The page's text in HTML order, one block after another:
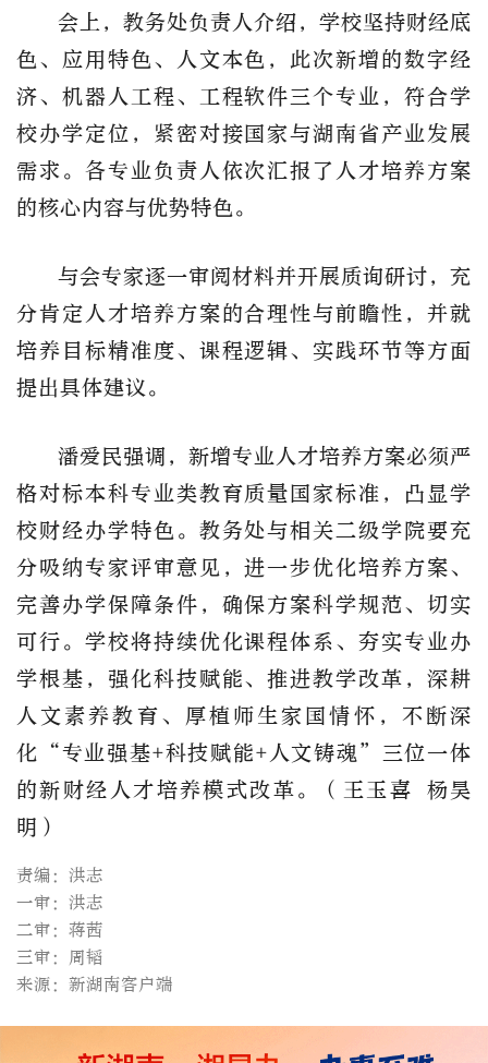
会上，教务处负责人介绍，学校坚持财经底
色、应用特色、人文本色，此次新增的数字经
济、机器人工程、工程软件三个专业，符合学
校办学定位，紧密对接国家与湖南省产业发展
需求。各专业负责人依次汇报了人才培养方案
的核心内容与优势特色。
与会专家逐一审阅材料并开展质询研讨，充
分肯定人才培养方案的合理性与前瞻性，并就
培养目标精准度、课程逻辑、实践环节等方面
提出具体建议。
潘爱民强调，新增专业人才培养方案必须严
格对标本科专业类教育质量国家标准，凸显学
校财经办学特色。教务处与相关二级学院要充
分吸纳专家评审意见，进一步优化培养方案、
完善办学保障条件，确保方案科学规范、切实
可行。学校将持续优化课程体系、夯实专业办
学根基，强化科技赋能、推进教学改革，深耕
人文素养教育、厚植师生家国情怀，不断深
化
“专业强基+科技赋能+人文铸魂”三位一体
的新财经人才培养模式改革。（ 王玉喜
杨昊
明 ）
责编：洪志
一审：洪志
二审：蒋茜
三审：周韬
来源：新湖南客户端